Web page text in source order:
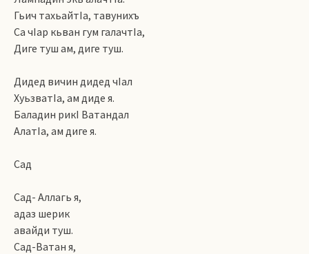
Гьич тахьайтIа, тавунихъ
Са чIар кьван гум галачтIа,
Диге туш ам, диге туш.
Дидед вичин дидед чIал
ХуьзватIа, ам диде я.
Баладин рикI Ватандал
АлатIа, ам диге я.
Сад
Сад- Аллагь я,
адаз шерик
авайди туш.
Сад-Ватан я,